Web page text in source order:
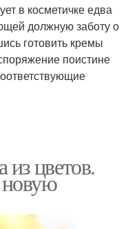
в косметичке едва
должную заботу о
готовить кремы
поистине
цветов.
новую